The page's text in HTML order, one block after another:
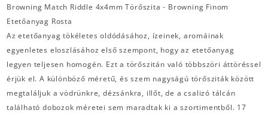
Browning Match Riddle 4x4mm Törőszita - Browning Finom
Etetőanyag Rosta
Az etetőanyag tökéletes oldódásához, ízeinek, aromáinak
egyenletes eloszlásához első szempont, hogy az etetőanyag
legyen teljesen homogén. Ezt a törőszitán való többszöri áttöréssel
érjük el. A különböző méretű, és szem nagyságú törősziták között
megtaláljuk a vödrünkre, dézsánkra, illőt, de a csalizó tálcán
található dobozok méretei sem maradtak ki a szortimentből. 17